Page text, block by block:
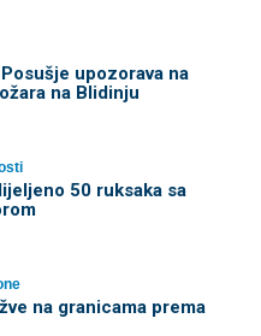
upozorava na
na Blidinju
50 ruksaka sa
na granicama prema